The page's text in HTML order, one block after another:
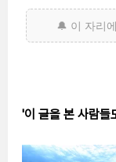
'이 글을 본 사람들